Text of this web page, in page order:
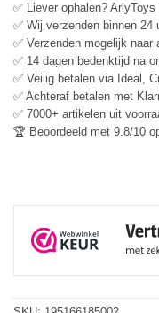
✅ Liever ophalen?
✅ Wij verzenden binnen 24
✅ Verzenden mogelijk
✅ 14 dagen bedenktijd na
✅ Veilig betalen via Ideal,
✅ Achteraf betalen met
✅ 7000+ artikelen uit
🏆 Beoordeeld met 9.8/10